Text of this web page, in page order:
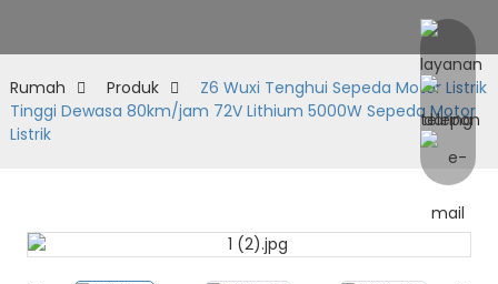
Rumah Produk
Z6 Wuxi Tenghui Sepeda Motor Listrik
Tinggi Dewasa 80km/jam 72V Lithium 5000W Sepeda Motor
Listrik